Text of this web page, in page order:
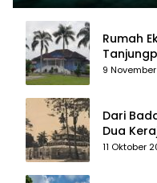
Rumah
9
Dari
Dua
11 Oktober